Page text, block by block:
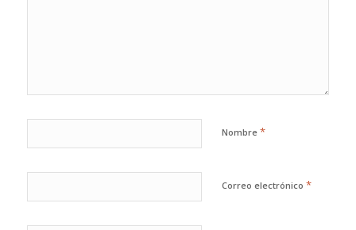
Nombre *
Correo electrónico *